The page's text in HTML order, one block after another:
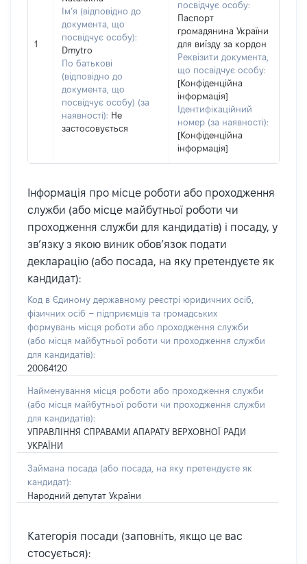
1
Ім’я (відповідно до
документа, що
посвідчує особу):
Dmytro
По батькові
(відповідно до
документа, що
посвідчує особу) (за
наявності): Не
застосовується
посвідчує особу:
Паспорт
громадянина України
для виїзду за кордон
Реквізити документа,
що посвідчує особу:
[Конфіденційна
інформація]
Ідентифікаційний
номер (за наявності):
[Конфіденційна
інформація]
Інформація про місце роботи або проходження
служби (або місце майбутньої роботи чи
проходження служби для кандидатів) і посаду, у
зв’язку з якою виник обов’язок подати
декларацію (або посада, на яку претендуєте як
кандидат):
Код в Єдиному державному реєстрі юридичних осіб,
фізичних осіб – підприємців та громадських
формувань місця роботи або проходження служби
(або місця майбутньої роботи чи проходження служби
для кандидатів):
20064120
Найменування місця роботи або проходження служби
(або місця майбутньої роботи чи проходження служби
для кандидатів):
УПРАВЛІННЯ СПРАВАМИ АПАРАТУ ВЕРХОВНОЇ РАДИ
УКРАЇНИ
Займана посада (або посада, на яку претендуєте як
кандидат):
Народний депутат України
Категорія посади (заповніть, якщо це вас
стосується):